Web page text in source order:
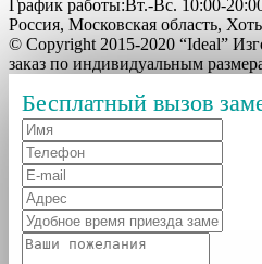
График работы:Вт.-Вс. 10:00-
Россия, Московская область,
© Copyright 2015-2020 “Ideal”
заказ по индивидуальным
Бесплатный вызов